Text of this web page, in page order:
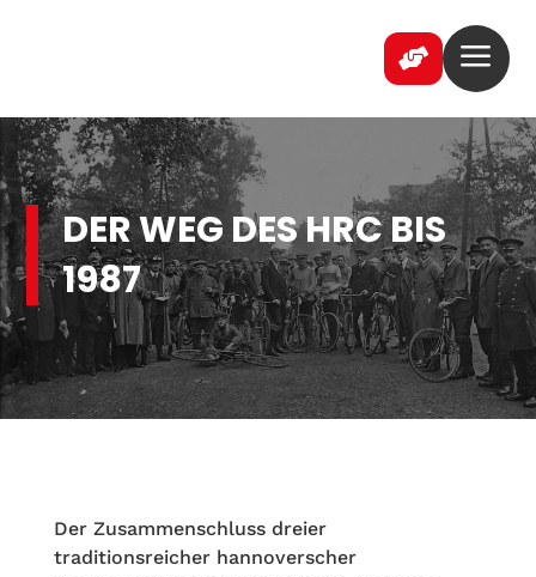
 a
DER WEG DES HRC BIS
1987
Der Zusammenschluss dreier
traditionsreicher hannoverscher